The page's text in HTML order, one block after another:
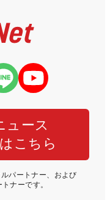
ュース
こちら
パートナー、および
ナーです。